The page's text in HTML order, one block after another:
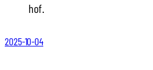
hof.
2025-10-04